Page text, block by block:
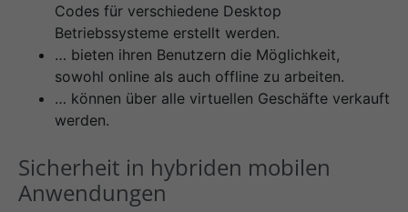
Codes für verschiedene Desktop
Betriebssysteme erstellt werden.
… bieten ihren Benutzern die Möglichkeit,
sowohl online als auch offline zu arbeiten.
… können über alle virtuellen Geschäfte verkauft
werden.
Sicherheit in hybriden mobilen
Anwendungen